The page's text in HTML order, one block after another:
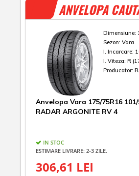
ANVELOPA
Dimensiune:
Sezon: Vara
I. Incarcare:
I. Viteza: R
Producator:
Anvelopa Vara 175/75R16 101/
RADAR ARGONITE RV 4
IN STOC
ESTIMARE LIVRARE: 2-3 ZILE.
306,61 LEI